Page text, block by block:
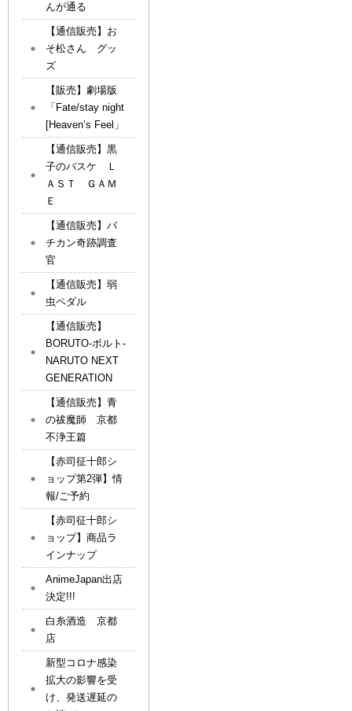
んが通る
【通信販売】お
そ松さん グッ
ズ
【販売】劇場版
「Fate/stay night
[Heaven’s Feel」
【通信販売】黒
子のバスケ Ｌ
ＡＳＴ ＧＡＭ
Ｅ
【通信販売】バ
チカン奇跡調査
官
【通信販売】弱
虫ペダル
【通信販売】
BORUTO-ボルト-
NARUTO NEXT
GENERATION
【通信販売】青
の祓魔師 京都
不浄王篇
【赤司征十郎シ
ョップ第2弾】情
報/ご予約
【赤司征十郎シ
ョップ】商品ラ
インナップ
AnimeJapan出店
決定!!!
白糸酒造 京都
店
新型コロナ感染
拡大の影響を受
け、発送遅延の